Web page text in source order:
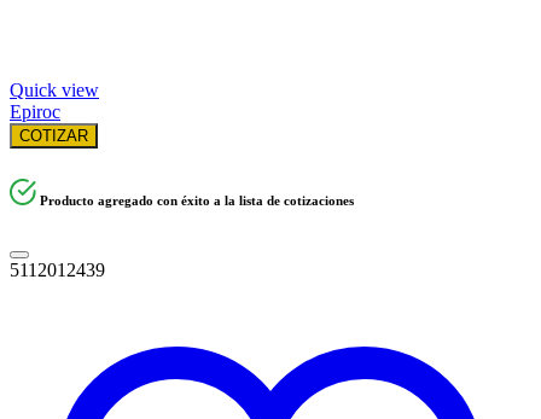
Quick view
Epiroc
COTIZAR
Producto agregado con éxito a la lista de cotizaciones
5112012439